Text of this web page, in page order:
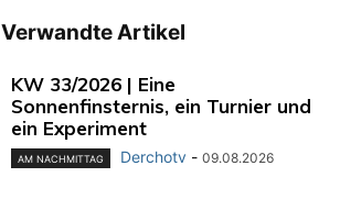
Verwandte Artikel
KW 33/2026 | Eine
Sonnenfinsternis, ein Turnier und
ein Experiment
AM NACHMITTAG Derchotv - 09.08.2026